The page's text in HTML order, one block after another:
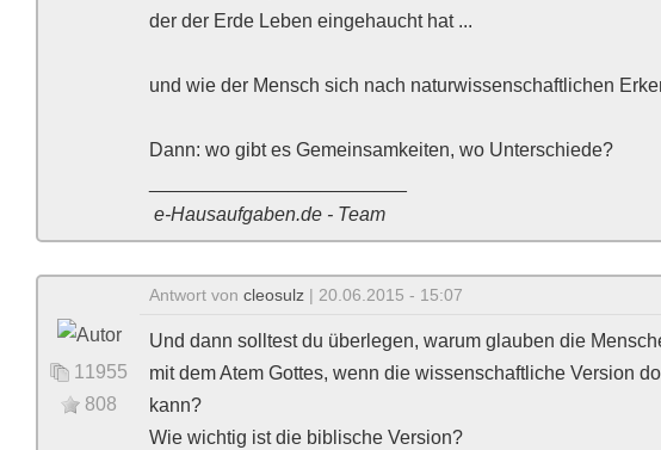
der der Erde Leben eingehaucht hat ...
und wie der Mensch sich nach naturwissenschaftlichen
Dann: wo gibt es Gemeinsamkeiten, wo Unterschiede?
e-Hausaufgaben.de - Team
11955
808
Antwort von cleosulz | 20.06.2015 - 15:07
Und dann solltest du überlegen, warum glauben die
mit dem Atem Gottes, wenn die wissenschaftliche Version
kann?
Wie wichtig ist die biblische Version?